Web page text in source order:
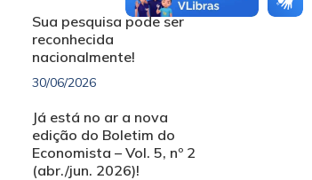
Sua pesquisa pode ser
reconhecida
nacionalmente!
30/06/2026
Já está no ar a nova
edição do Boletim do
Economista – Vol. 5, nº 2
(abr./jun. 2026)!